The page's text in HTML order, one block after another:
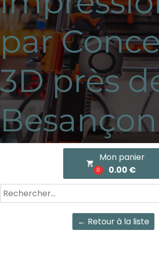
par
3D près
Besançon
local_grocery_store
0
Mon panier
0.00 €
← Retour à la liste